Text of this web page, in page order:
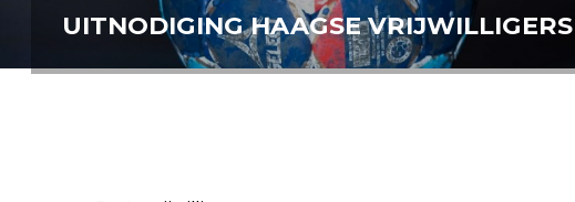
UITNODIGING HAAGSE VRIJWILLIGERS